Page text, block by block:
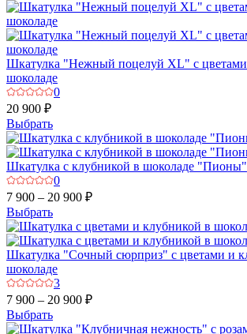
Шкатулка "Нежный поцелуй XL" с цветами
шоколаде
0
20 900 ₽
Выбрать
Шкатулка с клубникой в шоколаде "Пионы"
0
7 900 – 20 900 ₽
Выбрать
Шкатулка "Сочный сюрприз" с цветами и
шоколаде
3
7 900 – 20 900 ₽
Выбрать